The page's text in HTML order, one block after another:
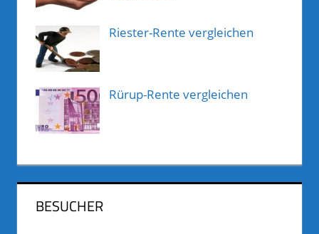
Riester-Rente vergleichen
Rürup-Rente vergleichen
BESUCHER